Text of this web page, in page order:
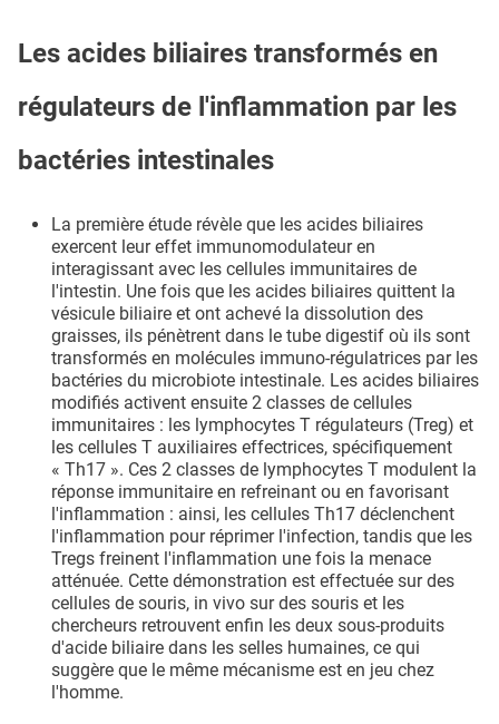
Les acides biliaires transformés en
régulateurs de l'inflammation par les
bactéries intestinales
La première étude révèle que les acides biliaires
exercent leur effet immunomodulateur en
interagissant avec les cellules immunitaires de
l'intestin. Une fois que les acides biliaires quittent la
vésicule biliaire et ont achevé la dissolution des
graisses, ils pénètrent dans le tube digestif où ils sont
transformés en molécules immuno-régulatrices par les
bactéries du microbiote intestinale. Les acides biliaires
modifiés activent ensuite 2 classes de cellules
immunitaires : les lymphocytes T régulateurs (Treg) et
les cellules T auxiliaires effectrices, spécifiquement
« Th17 ». Ces 2 classes de lymphocytes T modulent la
réponse immunitaire en refreinant ou en favorisant
l'inflammation : ainsi, les cellules Th17 déclenchent
l'inflammation pour réprimer l'infection, tandis que les
Tregs freinent l'inflammation une fois la menace
atténuée. Cette démonstration est effectuée sur des
cellules de souris, in vivo sur des souris et les
chercheurs retrouvent enfin les deux sous-produits
d'acide biliaire dans les selles humaines, ce qui
suggère que le même mécanisme est en jeu chez
l'homme.